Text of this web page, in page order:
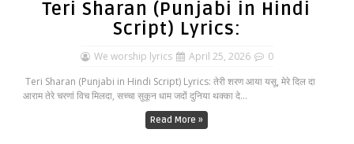
Teri Sharan (Punjabi in Hindi
Script) Lyrics:
We worship lyrics April 25, 2026
0
Teri Sharan (Punjabi in Hindi Script) Lyrics: तेरी शरण आया यसू, मेरे दिल दा
आराम तेरे चरणां विच मिलदा, सच्चा सुकून धाम जदों दुनिया थक्का दे...
Read More »